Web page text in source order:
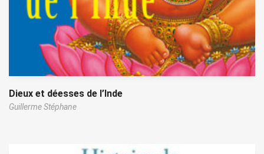
Dieux et déesses de l’Inde
Guillerme Stéphane